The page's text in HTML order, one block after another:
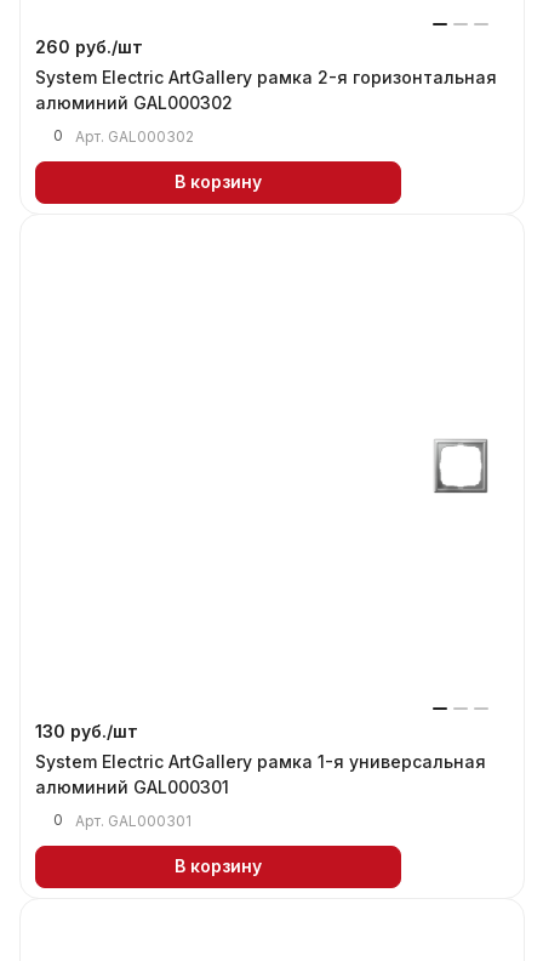
260 руб./шт
System Electric ArtGallery рамка 2-я горизонтальная
алюминий GAL000302
0 Арт. GAL000302
В корзину
130 руб./шт
System Electric ArtGallery рамка 1-я универсальная
алюминий GAL000301
0 Арт. GAL000301
В корзину